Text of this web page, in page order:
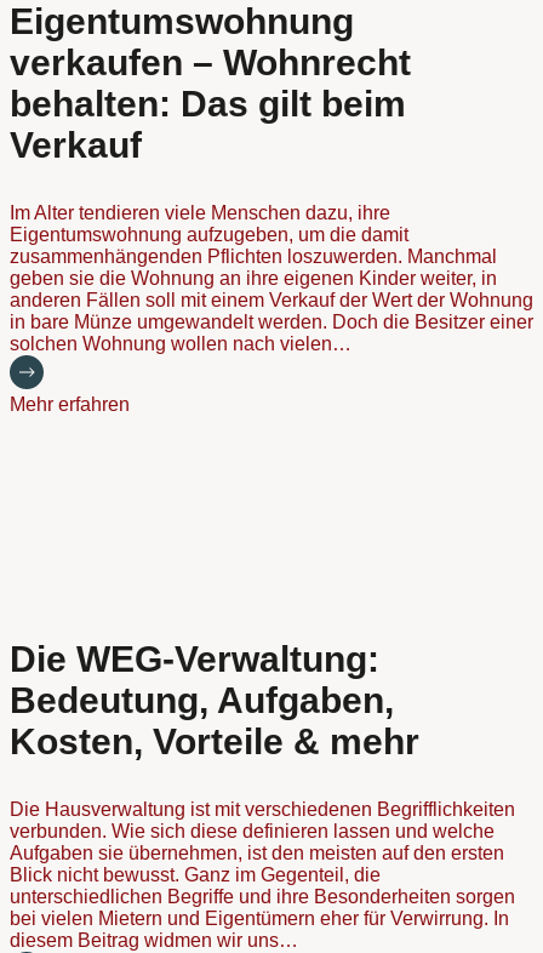
Eigentumswohnung
verkaufen – Wohnrecht
behalten: Das gilt beim
Verkauf
Im Alter tendieren viele Menschen dazu, ihre
Eigentumswohnung aufzugeben, um die damit
zusammenhängenden Pflichten loszuwerden. Manchmal
geben sie die Wohnung an ihre eigenen Kinder weiter, in
anderen Fällen soll mit einem Verkauf der Wert der Wohnung
in bare Münze umgewandelt werden. Doch die Besitzer einer
solchen Wohnung wollen nach vielen…
Mehr erfahren
Die WEG-Verwaltung:
Bedeutung, Aufgaben,
Kosten, Vorteile & mehr
Die Hausverwaltung ist mit verschiedenen Begrifflichkeiten
verbunden. Wie sich diese definieren lassen und welche
Aufgaben sie übernehmen, ist den meisten auf den ersten
Blick nicht bewusst. Ganz im Gegenteil, die
unterschiedlichen Begriffe und ihre Besonderheiten sorgen
bei vielen Mietern und Eigentümern eher für Verwirrung. In
diesem Beitrag widmen wir uns…